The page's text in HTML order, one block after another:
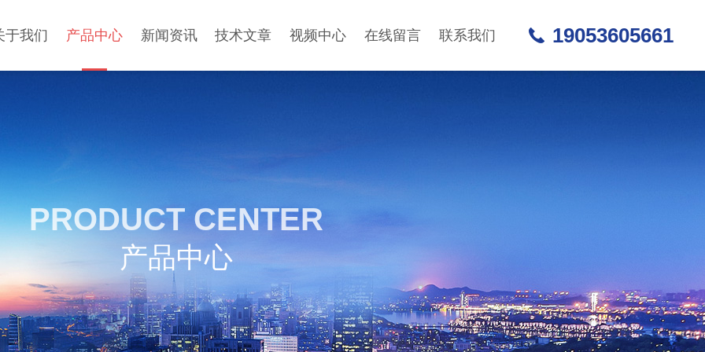
于我们 产品中心 新闻资讯 技术文章 视频中心 在线留言 联系我们 19053605661
PRODUCT CENTER
产品中心